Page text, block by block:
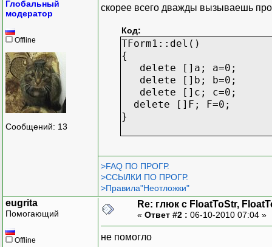
Глобальный
модератор
Offline
Сообщений: 13
скорее всего дважды вызываешь
Код:
TForm1::del()
{
delete []a; a=0;
delete []b; b=0;
delete []c; c=0;
delete []F; F=0;
}
>FAQ ПО ПРОГР.
>ССЫЛКИ ПО ПРОГР.
>Правила"Неотложки"
eugrita
Помогающий
Offline
Re: глюк с FloatToStr,
« Ответ #2 : 06-10-2010 07:04 »
не помогло